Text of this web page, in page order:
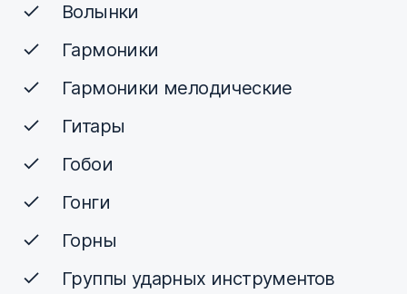
Волынки
Гармоники
Гармоники мелодические
Гитары
Гобои
Гонги
Горны
Группы ударных инструментов